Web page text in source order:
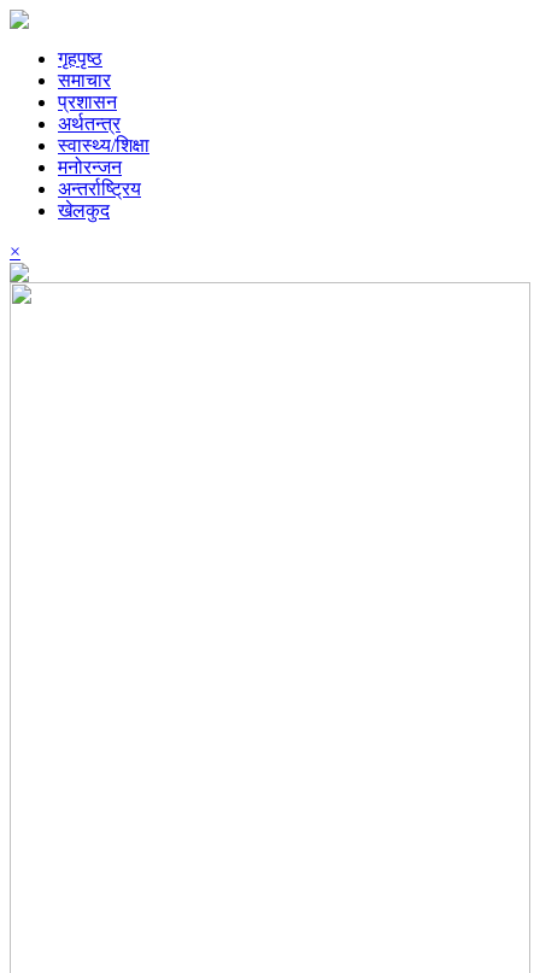
गृहपृष्ठ
समाचार
प्रशासन
अर्थतन्त्र
स्वास्थ्य/शिक्षा
मनोरन्जन
अन्तर्राष्ट्रिय
खेलकुद
×